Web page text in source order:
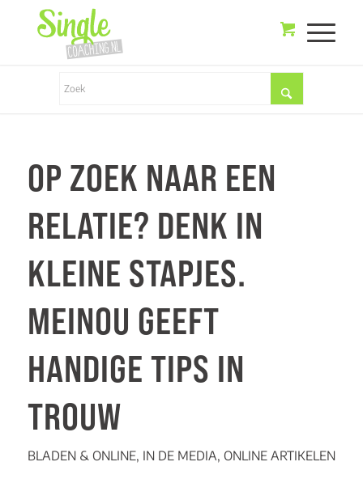
OP ZOEK NAAR EEN
RELATIE? DENK IN
KLEINE STAPJES.
MEINOU GEEFT
HANDIGE TIPS IN
TROUW
BLADEN & ONLINE, IN DE MEDIA, ONLINE ARTIKELEN